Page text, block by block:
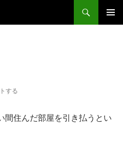
する
間住んだ部屋を引き払うとい